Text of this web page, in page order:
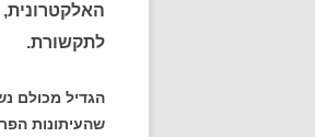
לתקשורת.
הגדיל מכולם
שהעיתונות